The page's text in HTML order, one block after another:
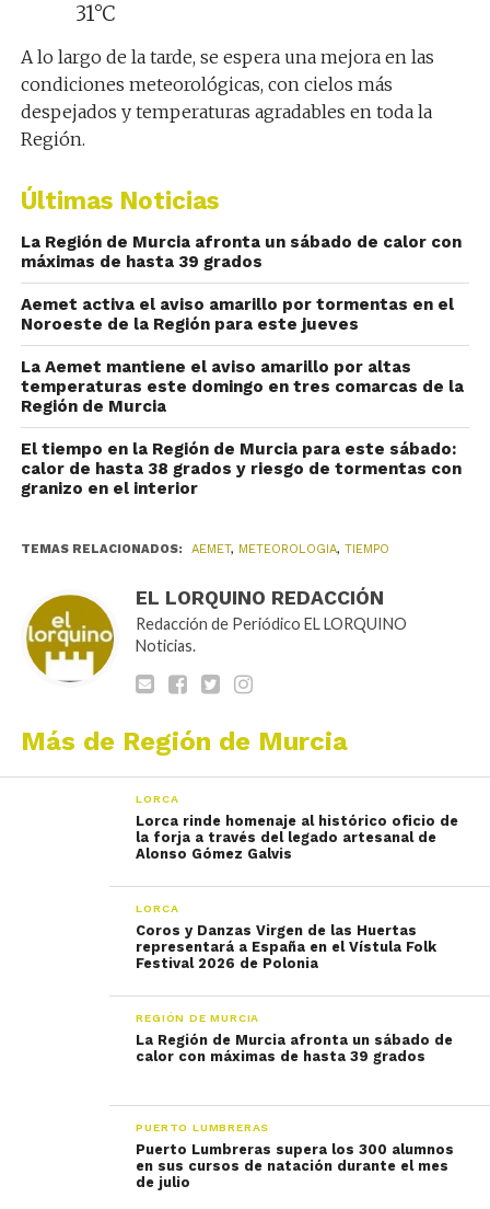
31°C
A lo largo de la tarde, se espera una mejora en las
condiciones meteorológicas, con cielos más
despejados y temperaturas agradables en toda la
Región.
Últimas Noticias
La Región de Murcia afronta un sábado de calor con
máximas de hasta 39 grados
Aemet activa el aviso amarillo por tormentas en el
Noroeste de la Región para este jueves
La Aemet mantiene el aviso amarillo por altas
temperaturas este domingo en tres comarcas de la
Región de Murcia
El tiempo en la Región de Murcia para este sábado:
calor de hasta 38 grados y riesgo de tormentas con
granizo en el interior
TEMAS RELACIONADOS: AEMET, METEOROLOGIA, TIEMPO
EL LORQUINO REDACCIÓN
Redacción de Periódico EL LORQUINO
Noticias.
Más de Región de Murcia
LORCA
Lorca rinde homenaje al histórico oficio de
la forja a través del legado artesanal de
Alonso Gómez Galvis
LORCA
Coros y Danzas Virgen de las Huertas
representará a España en el Vístula Folk
Festival 2026 de Polonia
REGIÓN DE MURCIA
La Región de Murcia afronta un sábado de
calor con máximas de hasta 39 grados
PUERTO LUMBRERAS
Puerto Lumbreras supera los 300 alumnos
en sus cursos de natación durante el mes
de julio